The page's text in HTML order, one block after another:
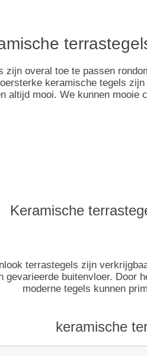
zijn overal toe te passen
keramische tegels
altijd mooi. We kunnen mooie
Keramische
terrastegels zijn
gevarieerde buitenvloer. Door
moderne tegels kunnen
keramische